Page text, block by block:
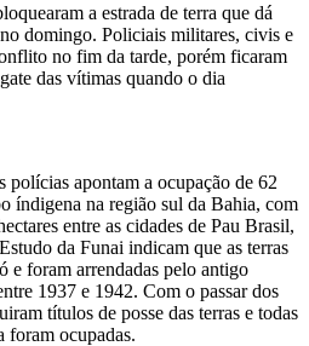
a estrada de terra que dá
domingo. Policiais militares, civis e
no fim da tarde, porém ficaram
das vítimas quando o dia
polícias apontam a ocupação de 62
índigena na região sul da Bahia, com
entre as cidades de Pau Brasil,
da Funai indicam que as terras
e foram arrendadas pelo antigo
1937 e 1942. Com o passar dos
títulos de posse das terras e todas
foram ocupadas.